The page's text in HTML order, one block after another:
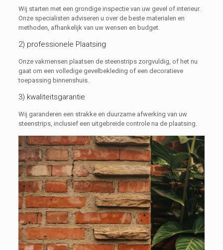
Wij starten met een grondige inspectie van uw gevel of interieur.
Onze specialisten adviseren u over de beste materialen en
methoden, afhankelijk van uw wensen en budget.
2) professionele Plaatsing
Onze vakmensen plaatsen de steenstrips zorgvuldig, of het nu
gaat om een volledige gevelbekleding of een decoratieve
toepassing binnenshuis.
3) kwaliteitsgarantie
Wij garanderen een strakke en duurzame afwerking van uw
steenstrips, inclusief een uitgebreide controle na de plaatsing.